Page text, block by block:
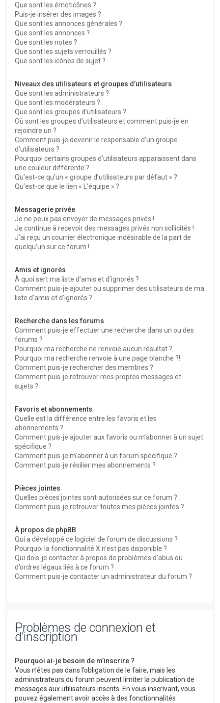
Que sont les émoticônes ?
Puis-je insérer des images ?
Que sont les annonces générales ?
Que sont les annonces ?
Que sont les notes ?
Que sont les sujets verrouillés ?
Que sont les icônes de sujet ?
Niveaux des utilisateurs et groupes d’utilisateurs
Que sont les administrateurs ?
Que sont les modérateurs ?
Que sont les groupes d’utilisateurs ?
Où sont les groupes d’utilisateurs et comment puis-je en
rejoindre un ?
Comment puis-je devenir le responsable d’un groupe
d’utilisateurs ?
Pourquoi certains groupes d’utilisateurs apparaissent dans
une couleur différente ?
Qu’est-ce qu’un « groupe d’utilisateurs par défaut » ?
Qu’est-ce que le lien « L’équipe » ?
Messagerie privée
Je ne peux pas envoyer de messages privés !
Je continue à recevoir des messages privés non sollicités !
J’ai reçu un courrier électronique indésirable de la part de
quelqu’un sur ce forum !
Amis et ignorés
À quoi sert ma liste d’amis et d’ignorés ?
Comment puis-je ajouter ou supprimer des utilisateurs de ma
liste d’amis et d’ignorés ?
Recherche dans les forums
Comment puis-je effectuer une recherche dans un ou des
forums ?
Pourquoi ma recherche ne renvoie aucun résultat ?
Pourquoi ma recherche renvoie à une page blanche ?!
Comment puis-je rechercher des membres ?
Comment puis-je retrouver mes propres messages et
sujets ?
Favoris et abonnements
Quelle est la différence entre les favoris et les
abonnements ?
Comment puis-je ajouter aux favoris ou m’abonner à un sujet
spécifique ?
Comment puis-je m’abonner à un forum spécifique ?
Comment puis-je résilier mes abonnements ?
Pièces jointes
Quelles pièces jointes sont autorisées sur ce forum ?
Comment puis-je retrouver toutes mes pièces jointes ?
À propos de phpBB
Qui a développé ce logiciel de forum de discussions ?
Pourquoi la fonctionnalité X n’est pas disponible ?
Qui dois-je contacter à propos de problèmes d’abus ou
d’ordres légaux liés à ce forum ?
Comment puis-je contacter un administrateur du forum ?
Problèmes de connexion et
d’inscription
Pourquoi ai-je besoin de m’inscrire ?
Vous n’êtes pas dans l’obligation de le faire, mais les
administrateurs du forum peuvent limiter la publication de
messages aux utilisateurs inscrits. En vous inscrivant, vous
pouvez également avoir accès à des fonctionnalités